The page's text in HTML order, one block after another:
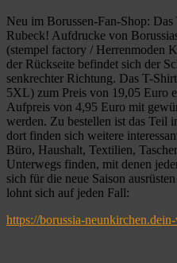
Neu im Borussen-Fan-Shop:
Rubeck! Aufdrucke von
(stempel factory / Herrenmoden
der Rückseite befindet sich der
senkrechter Richtung. Das T-
5XL) zum Preis von 19,05 Euro
Aufpreis von 4,95 Euro mit
werden. Zu bestellen ist das Teil
dort finden sich weitere
Büro, Haushalt, Textilien,
Unterwegs finden, mit denen
sich für die neue Saison
lohnt sich auf jeden Fall:
https://borussia-